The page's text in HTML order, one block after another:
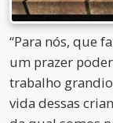
“Para nós, que
um prazer
trabalho
vida dessas